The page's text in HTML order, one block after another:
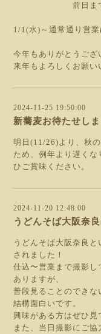
前日までにご連
1/1(水)～通常通り営
今年もありがとうござ
来年もよろしくお願い
2024-11-25 19:50:00
新蕎麦お待たせしま
明日(11/26)より、秋
ため、例年より遅く
ひご賞味ください。
2024-11-20 12:48:00
うどんそば大阪奈
うどんそば大阪奈良
されました！
仕込〜営業まで撮影し
ありますが、
普段見ることのできな
結構面白いです。
興味がある方はぜひ見
また、当日撮影にご